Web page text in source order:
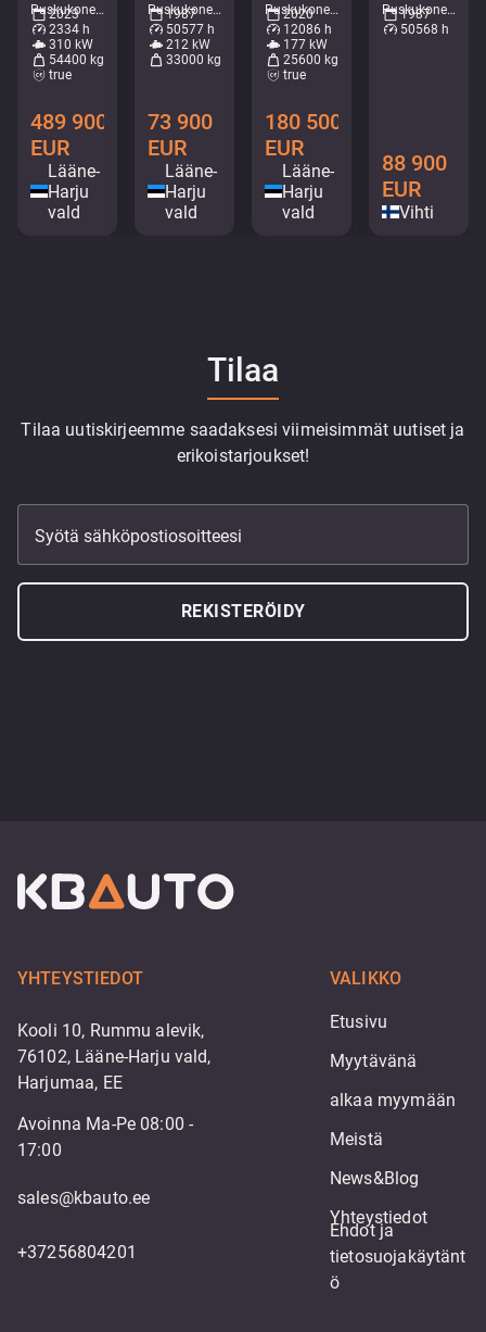
Puskukoneet - Telapuskukoneet • M977-0313
2023
2334 h
310 kW
54400 kg
true
489 900
EUR
Lääne-
Harju
vald
Puskukoneet - Telapuskukoneet • M208-1908
1987
50577 h
212 kW
33000 kg
73 900
EUR
Lääne-
Harju
vald
Puskukoneet - Telapuskukoneet • M574-3178
2020
12086 h
177 kW
25600 kg
true
180 500
EUR
Lääne-
Harju
vald
Puskukoneet - Telapuskukoneet • M407-5536
1987
50568 h
88 900
EUR
Vihti
Tilaa
Tilaa uutiskirjeemme saadaksesi viimeisimmät uutiset ja
erikoistarjoukset!
Syötä sähköpostiosoitteesi
REKISTERÖIDY
YHTEYSTIEDOT
Kooli 10, Rummu alevik,
76102, Lääne-Harju vald,
Harjumaa, EE
Avoinna Ma-Pe 08:00 -
17:00
sales@kbauto.ee
+37256804201
VALIKKO
Etusivu
Myytävänä
alkaa myymään
Meistä
News&Blog
Yhteystiedot
Ehdot ja
tietosuojakäytänt
ö